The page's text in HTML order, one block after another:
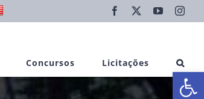
Abrir
Facebook YouTube
Concursos Licitações